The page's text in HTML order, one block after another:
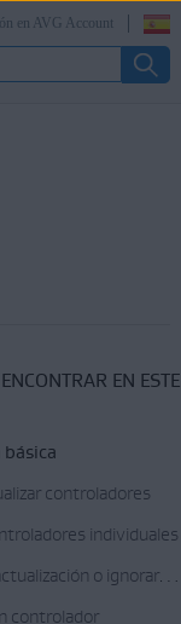
en AVG Account
EN ESTE
controladores
individuales
Omitir una actualización o ignorar un controlador
controlador